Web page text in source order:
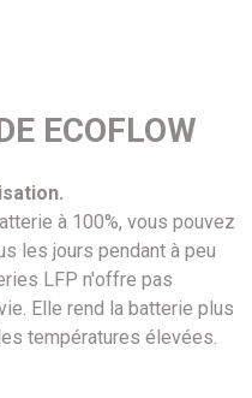
ECOFLOW
à 100%, vous pouvez
les jours pendant à peu
LFP n'offre pas
Elle rend la batterie plus
températures élevées.